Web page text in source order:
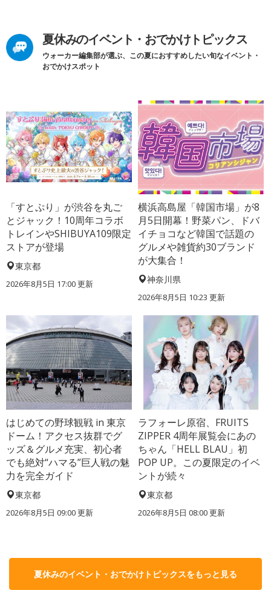
夏休みのイベント・おでかけトピックス
ウォーカー編集部が選ぶ、この夏におすすめしたい旬なイベント・
おでかけスポット
「すとぷり」が渋谷を丸ご
とジャック！10周年コラボ
トレインやSHIBUYA109限定
ストアが登場
東京都
2026年8月5日 17:00更新
横浜高島屋「韓国市場」が8
月5日開幕！野菜パン、ドバ
イチョコなど韓国で話題の
グルメや雑貨約30ブランド
が大集合！
神奈川県
2026年8月5日 10:23 更新
はじめての野球観戦 in 東京
ドーム！アクセス抜群でグ
ッズ＆グルメ充実、初心者
でも絶対“ハマる”巨人戦の魅
力を完全ガイド
東京都
2026年8月5日 09:00更新
ラフォーレ原宿、FRUITS
ZIPPER 4周年展覧会にあの
ちゃん「HELL BLAU」初
POP UP。この夏限定のイベ
ントが続々
東京都
2026年8月5日 08:00更新
夏休みのイベント・おでかけトピックスをもっと見る